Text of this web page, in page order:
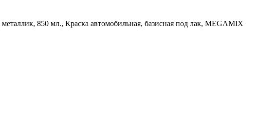
850 мл., Краска автомобильная, базисная под лак, MEGAMIX